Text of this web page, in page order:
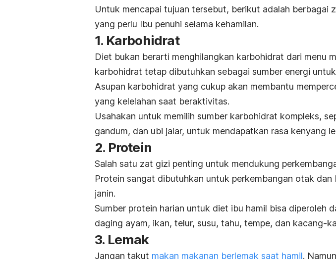
Untuk mencapai tujuan tersebut, berikut adalah berbagai
yang perlu Ibu penuhi selama kehamilan.
1. Karbohidrat
Diet bukan berarti menghilangkan karbohidrat dari menu
karbohidrat tetap dibutuhkan sebagai sumber energi
Asupan karbohidrat yang cukup akan membantu
yang kelelahan saat beraktivitas.
Usahakan untuk memilih sumber karbohidrat kompleks,
gandum, dan ubi jalar, untuk mendapatkan rasa kenyang
2. Protein
Salah satu zat gizi penting untuk mendukung
Protein sangat dibutuhkan untuk perkembangan otak dan
janin.
Sumber protein harian untuk diet ibu hamil bisa diperoleh
daging ayam, ikan, telur, susu, tahu, tempe, dan kacang-
3. Lemak
Jangan takut makan makanan berlemak saat hamil.